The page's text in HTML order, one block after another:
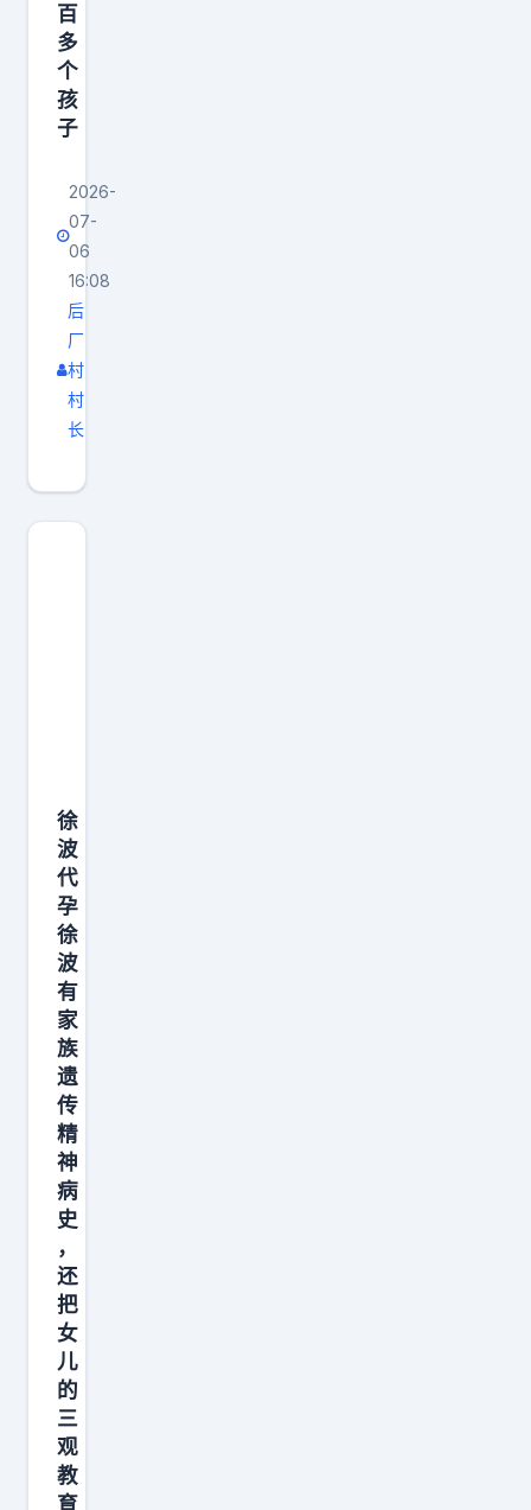
百
多
个
孩
子
2026-
07-
06
16:08
后
厂
村
村
长
徐
波
代
孕
徐
波
有
家
族
遗
传
精
神
病
史
，
还
把
女
儿
的
三
观
教
育